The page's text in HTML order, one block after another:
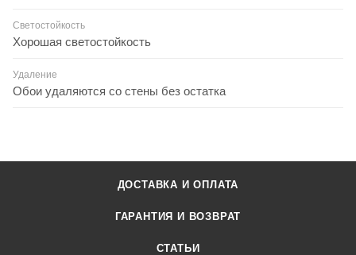
Светостойкость
Хорошая светостойкость
Удаление
Обои удаляются со стены без остатка
ДОСТАВКА И ОПЛАТА
ГАРАНТИЯ И ВОЗВРАТ
СТАТЬИ